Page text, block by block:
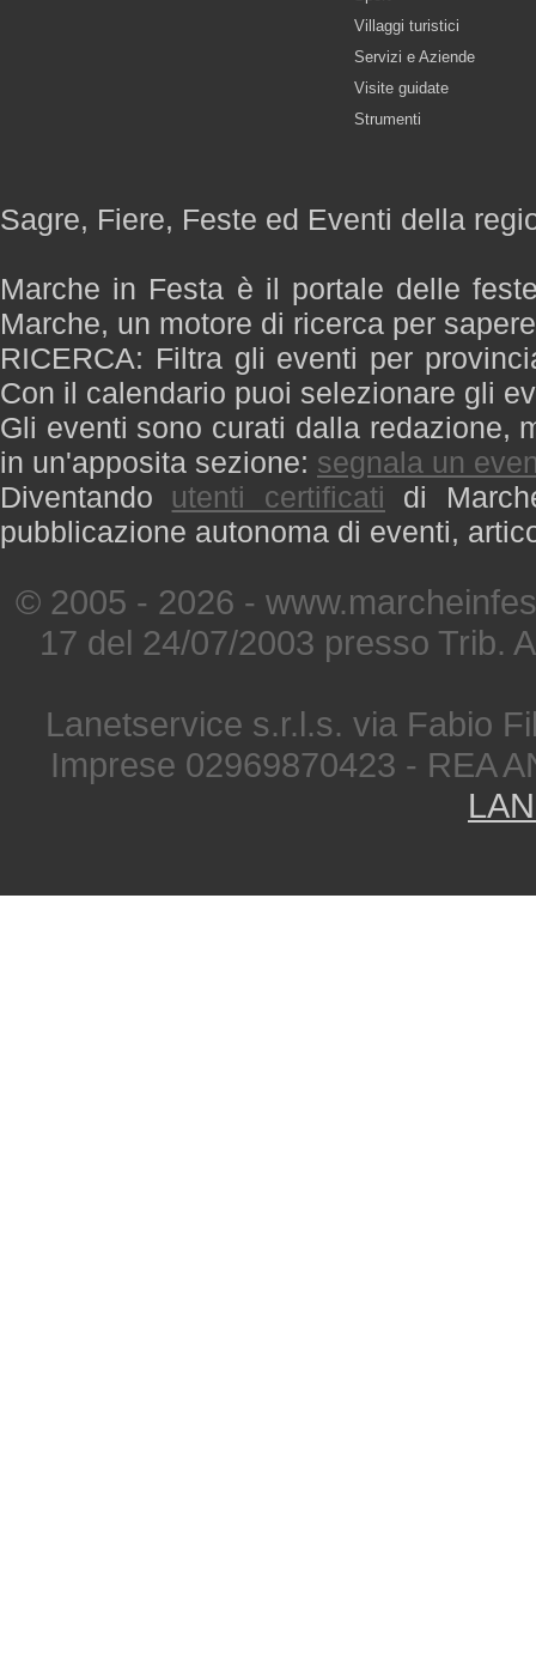
Villaggi turistici
Servizi e Aziende
Visite guidate
Strumenti
Sagre, Fiere, Feste ed Eventi della
Marche in Festa è il portale delle
Marche, un motore di ricerca per
RICERCA: Filtra gli eventi per
Con il calendario puoi selezionare gli
Gli eventi sono curati dalla redazione,
in un'apposita sezione: segnala un
Diventando utenti certificati di
pubblicazione autonoma di eventi,
© 2005 - 2026 -
17 del 24/07/2003 presso Trib.
Lanetservice s.r.l.s. via Fabio
Imprese 02969870423 - REA